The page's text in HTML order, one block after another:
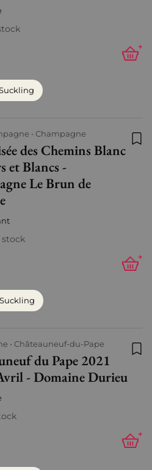
+
Champagne
des Chemins Blanc
et Blancs -
Le Brun de
stock
+
Châteauneuf-du-Pape
du Pape 2021
- Domaine Durieu
+